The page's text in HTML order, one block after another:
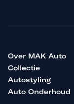
Over MAK Auto
Collectie
Autostyling
Auto Onderhoud